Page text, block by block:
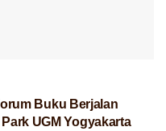
Buku Berjalan
UGM Yogyakarta